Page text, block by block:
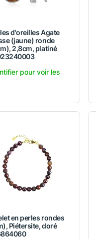
d'oreilles Agate
(jaune) ronde
2,8cm, platiné
pour voir les
en perles rondes
Piétersite, doré